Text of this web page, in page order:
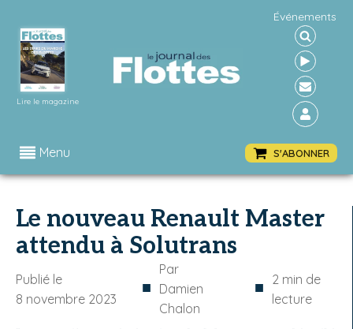
Lire le magazine
Événements
Menu S'ABONNER
Le nouveau Renault Master
attendu à Solutrans
Publié le
8 novembre 2023
■
Par
Damien
Chalon
■ 2 min de
lecture